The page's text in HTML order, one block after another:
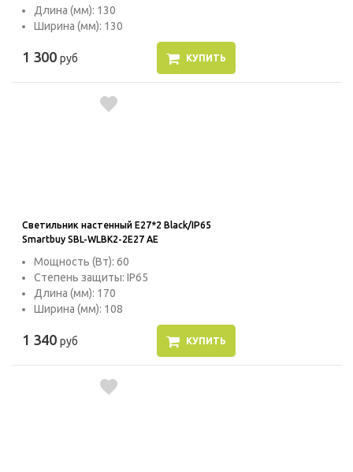
Длина (мм): 130
Ширина (мм): 130
1 300 руб КУПИТЬ
Светильник настенный E27*2 Black/IP65
Smartbuy SBL-WLBK2-2E27 AE
Мощность (Вт): 60
Степень защиты: IP65
Длина (мм): 170
Ширина (мм): 108
1 340 руб КУПИТЬ